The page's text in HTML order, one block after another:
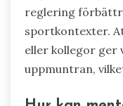
övergripande
Vilka vanliga
när man
reglering?